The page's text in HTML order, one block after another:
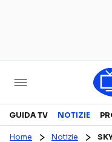
Televisione
GUIDA TV NOTIZIE
Home Notizie